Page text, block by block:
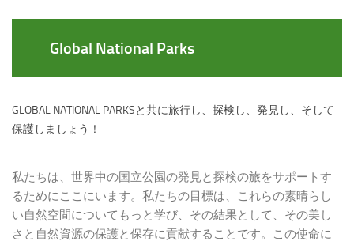
Global National Parks
GLOBAL NATIONAL PARKSと共に旅行し、探検し、発見し、そして
保護しましょう！
私たちは、世界中の国立公園の発見と探検の旅をサポートす
るためにここにいます。私たちの目標は、これらの素晴らし
い自然空間についてもっと学び、その結果として、その美し
さと自然資源の保護と保存に貢献することです。この使命に